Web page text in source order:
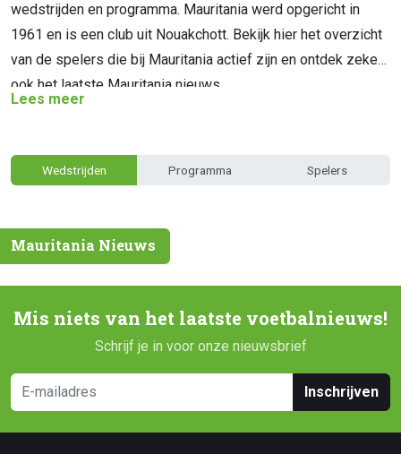
wedstrijden en programma. Mauritania werd opgericht in
1961 en is een club uit Nouakchott. Bekijk hier het overzicht
van de spelers die bij Mauritania actief zijn en ontdek zeker
ook het laatste Mauritania nieuws.
Lees meer
Wedstrijden Programma Spelers
Mauritania Nieuws
Mis niets van het laatste voetbalnieuws!
Schrijf je in voor onze nieuwsbrief
Inschrijven